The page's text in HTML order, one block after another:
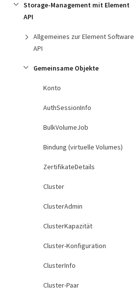
Storage-Management mit Element
API
Allgemeines zur Element Software
API
Gemeinsame Objekte
Konto
AuthSessionInfo
BulkVolumeJob
Bindung (virtuelle Volumes)
ZertifikateDetails
Cluster
ClusterAdmin
ClusterKapazität
Cluster-Konfiguration
ClusterInfo
Cluster-Paar